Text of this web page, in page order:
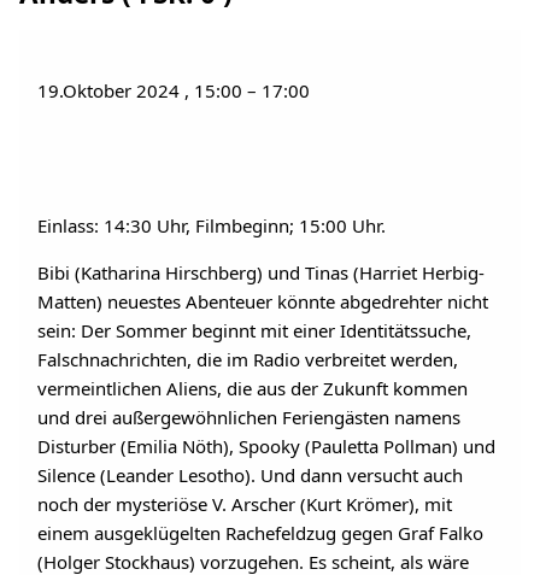
19.Oktober 2024 , 15:00– 17:00
Einlass: 14:30 Uhr, Filmbeginn; 15:00 Uhr.
Bibi (Katharina Hirschberg) und Tinas (Harriet Herbig-
Matten) neuestes Abenteuer könnte abgedrehter nicht
sein: Der Sommer beginnt mit einer Identitätssuche,
Falschnachrichten, die im Radio verbreitet werden,
vermeintlichen Aliens, die aus der Zukunft kommen
und drei außergewöhnlichen Feriengästen namens
Disturber (Emilia Nöth), Spooky (Pauletta Pollman) und
Silence (Leander Lesotho). Und dann versucht auch
noch der mysteriöse V. Arscher (Kurt Krömer), mit
einem ausgeklügelten Rachefeldzug gegen Graf Falko
(Holger Stockhaus) vorzugehen. Es scheint, als wäre